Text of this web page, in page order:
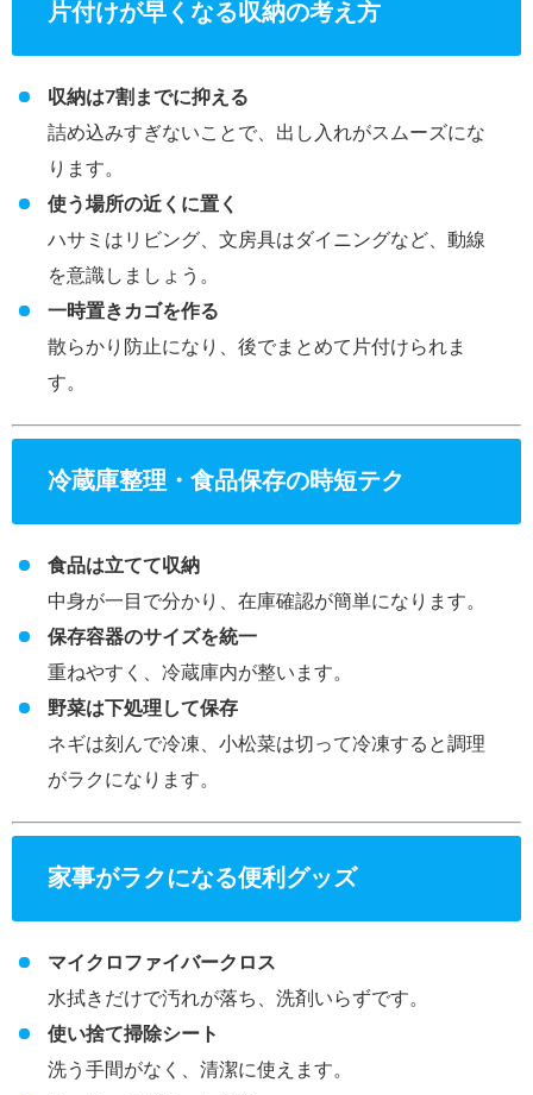
片付けが早くなる収納の考え方
収納は7割までに抑える
詰め込みすぎないことで、出し入れがスムーズにな
ります。
使う場所の近くに置く
ハサミはリビング、文房具はダイニングなど、動線
を意識しましょう。
一時置きカゴを作る
散らかり防止になり、後でまとめて片付けられま
す。
冷蔵庫整理・食品保存の時短テク
食品は立てて収納
中身が一目で分かり、在庫確認が簡単になります。
保存容器のサイズを統一
重ねやすく、冷蔵庫内が整います。
野菜は下処理して保存
ネギは刻んで冷凍、小松菜は切って冷凍すると調理
がラクになります。
家事がラクになる便利グッズ
マイクロファイバークロス
水拭きだけで汚れが落ち、洗剤いらずです。
使い捨て掃除シート
洗う手間がなく、清潔に使えます。